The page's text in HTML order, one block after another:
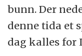
bunn. Der
denne tida et
dag kalles for